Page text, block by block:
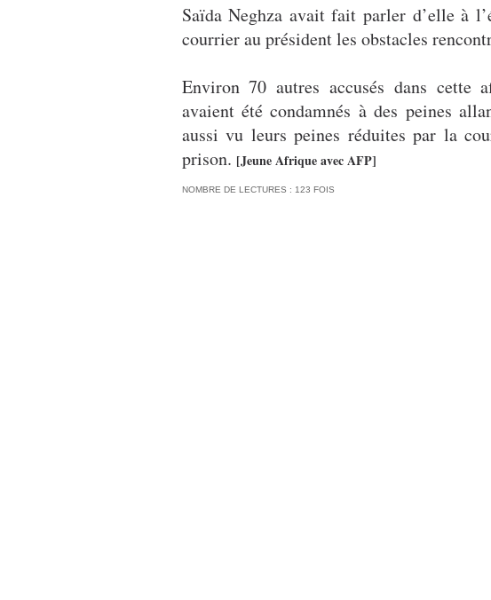
Saïda Neghza avait fait parler d’elle à
courrier au président les obstacles
Environ 70 autres accusés dans cette
avaient été condamnés à des peines
aussi vu leurs peines réduites par la
prison. [Jeune Afrique avec AFP]
NOMBRE DE LECTURES : 123 FOIS